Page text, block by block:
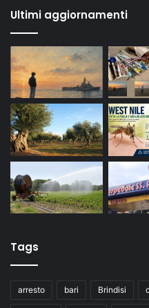
Ultimi aggiornamenti
Tags
arresto bari Brindisi